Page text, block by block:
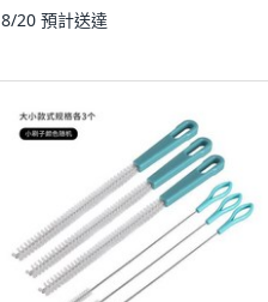
8/20 預計送達